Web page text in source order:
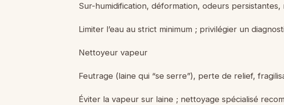
Sur-humidification, déformation, odeurs persistantes,
Limiter l’eau au strict minimum ; privilégier un
Nettoyeur vapeur
Feutrage (laine qui “se serre”), perte de relief,
Éviter la vapeur sur laine ; nettoyage spécialisé